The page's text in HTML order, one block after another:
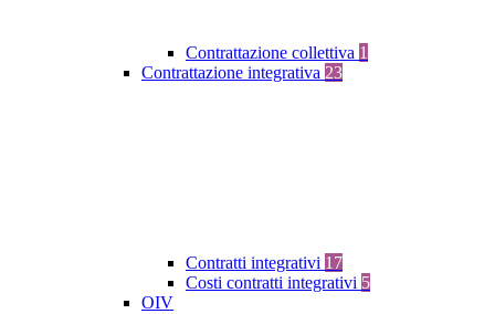
Contrattazione collettiva 1
Contrattazione integrativa 23
Contratti integrativi 17
Costi contratti integrativi 5
OIV